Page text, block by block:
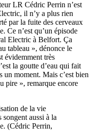
LR Cédric Perrin n’est
il n’y a plus rien
par la fuite des cerveaux
Ce n’est qu’un épisode
Electric à Belfort. Ça
tableau », dénonce le
évidemment très
la goutte d’eau qui fait
un moment. Mais c’est bien
pire », remarque encore
de la vie
aussi à la
(Cédric Perrin,